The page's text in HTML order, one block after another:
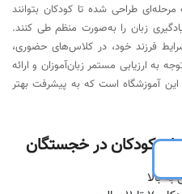
طراحی شده تا کودکان بتوانند
زبان را به‌صورت منظم طی کنند.
فرزند خود، در کلاس‌های حضوری،
به ارزیابی مستمر زبان‌آموزان و ارائه
این آموزشگاه است که به پیشرفت بهتر
کودکان در خجستگان